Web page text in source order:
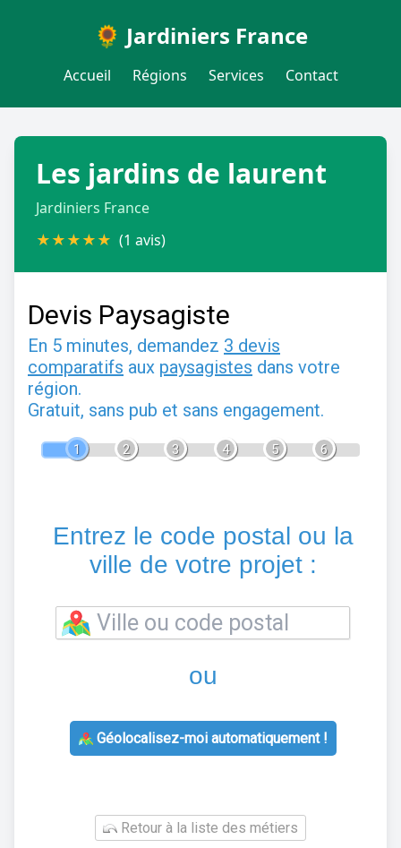
🌻 Jardiniers France
Accueil Régions Services Contact
Les jardins de laurent
Jardiniers France
★★★★★ (1 avis)
Devis Paysagiste
En 5 minutes, demandez 3 devis
comparatifs aux paysagistes dans votre
région.
Gratuit, sans pub et sans engagement.
1 2 3 4 5 6
Entrez le code postal ou la
ville de votre projet :
ou
Géolocalisez-moi automatiquement !
Retour à la liste des métiers